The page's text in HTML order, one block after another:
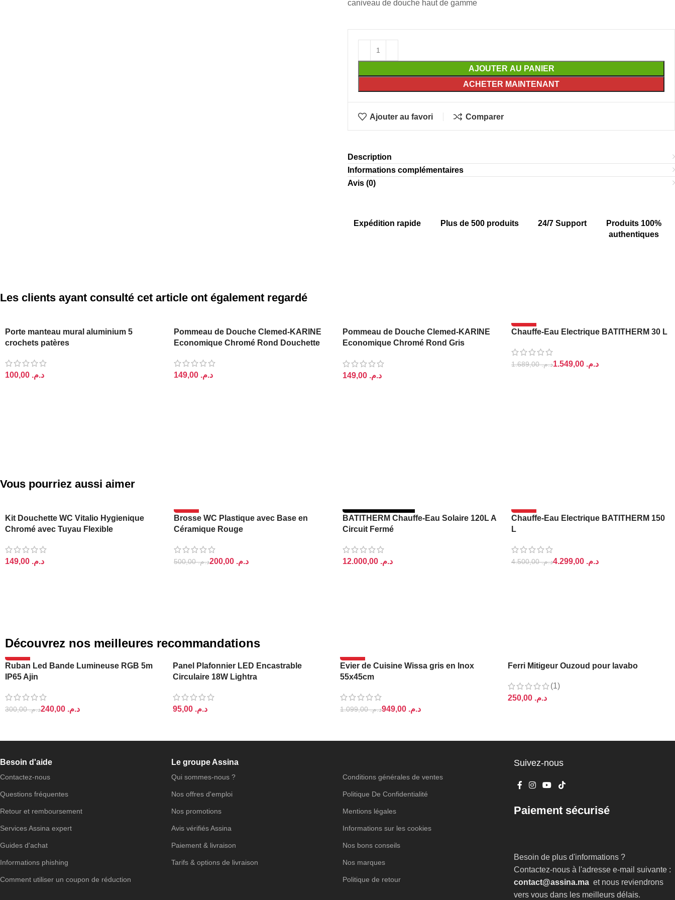
caniveau de douche haut de gamme
AJOUTER AU PANIER
ACHETER MAINTENANT
Ajouter au favori Comparer
Description
Informations complémentaires
Avis (0)
Expédition rapide Plus de 500 produits 24/7 Support
Produits 100%
authentiques
Les clients ayant consulté cet article ont également regardé
Porte manteau mural aluminium 5
crochets patères
د.م.
Pommeau de Douche Clemed-KARINE
Economique Chromé Rond Douchette
د.م.
Pommeau de Douche Clemed-KARINE
Economique Chromé Rond Gris
د.م.
-8%
Chauffe-Eau Electrique BATITHERM 30 L
د.م.1.689,00 د.م.
Vous pourriez aussi aimer
Kit Douchette WC Vitalio Hygienique
Chromé avec Tuyau Flexible
د.م.
-60%
Brosse WC Plastique avec Base en
Céramique Rouge
د.م.500,00 د.م.
RUPTURE DE STOCK
BATITHERM Chauffe-Eau Solaire 120L A
Circuit Fermé
د.م.
-4%
Chauffe-Eau Electrique BATITHERM 150
L
د.م.4.500,00 د.م.
Découvrez nos meilleures recommandations
-20%
Ruban Led Bande Lumineuse RGB 5m
IP65 Ajin
د.م.300,00 د.م.
Panel Plafonnier LED Encastrable
Circulaire 18W Lightra
د.م.
-14%
Evier de Cuisine Wissa gris en Inox
55x45cm
د.م.1.099,00 د.م.
Ferri Mitigeur Ouzoud pour lavabo
(1)
د.م.
Besoin d'aide
Contactez-nous
Questions fréquentes
Retour et remboursement
Services Assina expert
Guides d'achat
Informations phishing
Comment utiliser un coupon de réduction
Le groupe Assina
Qui sommes-nous ?
Nos offres d'emploi
Nos promotions
Avis vérifiés Assina
Paiement & livraison
Tarifs & options de livraison
Conditions générales de ventes
Politique De Confidentialité
Mentions légales
Informations sur les cookies
Nos bons conseils
Nos marques
Politique de retour
Suivez-nous
Paiement sécurisé
Besoin de plus d'informations ?
Contactez-nous à l'adresse e-mail suivante :
contact@assina.ma et nous reviendrons
vers vous dans les meilleurs délais.